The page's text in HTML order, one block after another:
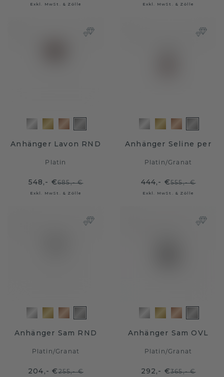
Exkl. MwSt. & Zölle Exkl. MwSt. & Zölle
Anhänger Lavon RND
Platin
548,- €685,- €
Exkl. MwSt. & Zölle
Anhänger Seline per
Platin/Granat
444,- €555,- €
Exkl. MwSt. & Zölle
Anhänger Sam RND
Platin/Granat
204,- €255,- €
Anhänger Sam OVL
Platin/Granat
292,- €365,- €